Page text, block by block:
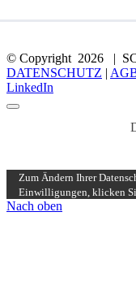
© Copyright 2026 |
DATENSCHUTZ |
LinkedIn
Zum Ändern Ihrer
Einwilligungen, klicken
Nach oben